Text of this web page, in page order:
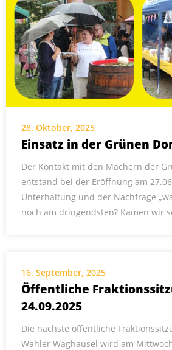
28. Oktober, 2025
Einsatz in der Grünen
Der Kontakt mit den Machern der
entstand bei der Eröffnung am
Unterhaltung und der Nachfrage
noch am dringendsten? Kamen wir
16. September, 2025
Öffentliche
24.09.2025
Die nächste öffentliche
Wähler Waghäusel wird am